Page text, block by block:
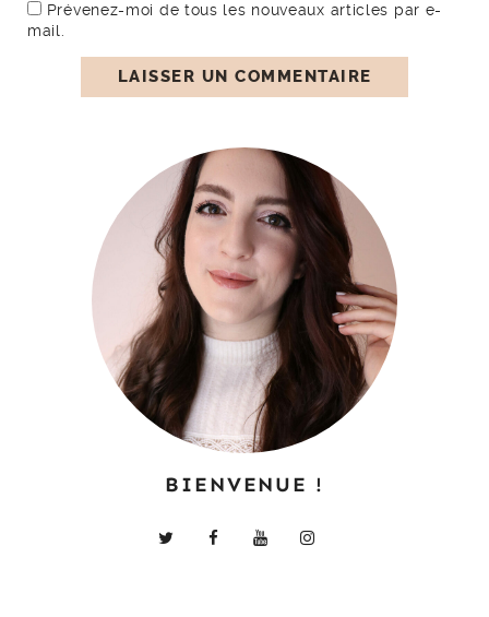
Prévenez-moi de tous les nouveaux articles par e-
mail.
BIENVENUE !